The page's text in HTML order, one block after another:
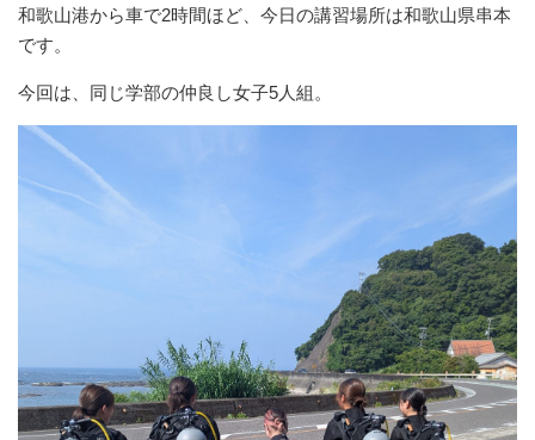
和歌山港から車で2時間ほど、今日の講習場所は和歌山県串本
です。
今回は、同じ学部の仲良し女子5人組。